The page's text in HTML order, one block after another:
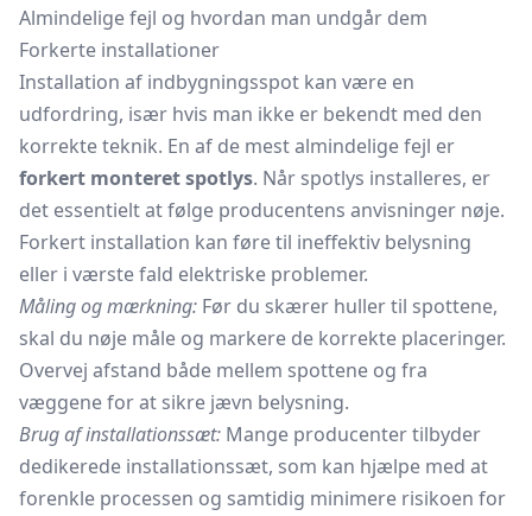
Almindelige fejl og hvordan man undgår dem
Forkerte installationer
Installation af indbygningsspot kan være en
udfordring, især hvis man ikke er bekendt med den
korrekte teknik. En af de mest almindelige fejl er
forkert monteret spotlys. Når spotlys installeres, er
det essentielt at følge producentens anvisninger nøje.
Forkert installation kan føre til ineffektiv belysning
eller i værste fald elektriske problemer.
Måling og mærkning: Før du skærer huller til spottene,
skal du nøje måle og markere de korrekte placeringer.
Overvej afstand både mellem spottene og fra
væggene for at sikre jævn belysning.
Brug af installationssæt: Mange producenter tilbyder
dedikerede installationssæt, som kan hjælpe med at
forenkle processen og samtidig minimere risikoen for